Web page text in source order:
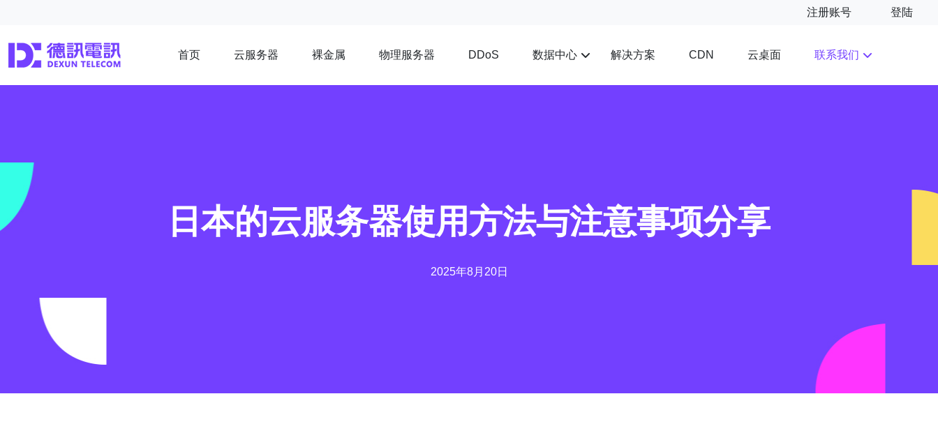
注册账号 登陆
首页 云服务器 裸金属 物理服务器 DDoS 数据中心 解决方案 CDN 云桌面 联系我们
日本的云服务器使用方法与注意事项分享
2025年8月20日